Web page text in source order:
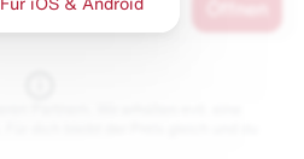
Für iOS & Android